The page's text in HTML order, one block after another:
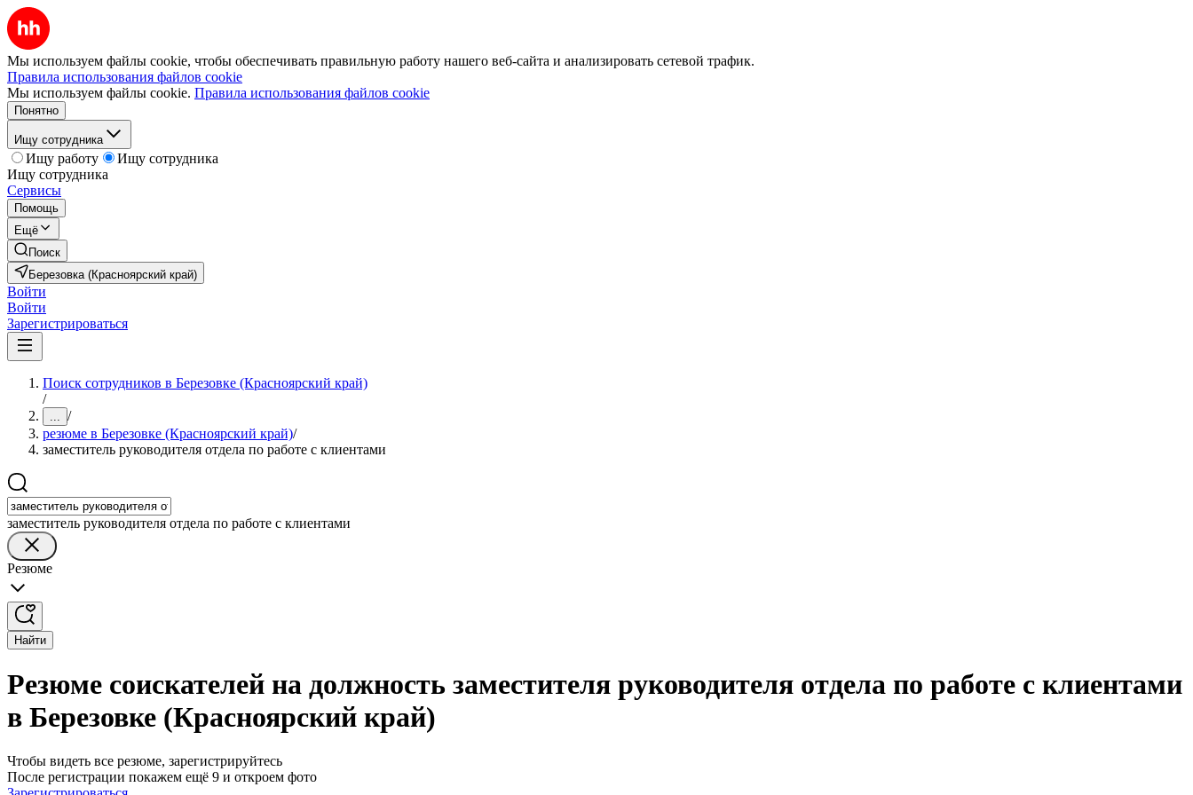
Мы используем файлы cookie, чтобы обеспечивать правильную работу нашего веб-сайта и анализировать сетевой трафик.
Правила использования файлов cookie
Мы используем файлы cookie. Правила использования файлов cookie
Понятно
Ищу сотрудника
Ищу работу
Ищу сотрудника
Ищу сотрудника
Сервисы
Помощь
Ещё
Поиск
Березовка (Красноярский край)
Войти
Войти
Зарегистрироваться
Поиск сотрудников в Березовке (Красноярский край)
/
... /
резюме в Березовке (Красноярский край)/
заместитель руководителя отдела по работе с клиентами
заместитель руководителя отдела по работе с клиентами
Резюме
Найти
Резюме соискателей на должность заместителя руководителя отдела по работе с клиентами
в Березовке (Красноярский край)
Чтобы видеть все резюме, зарегистрируйтесь
После регистрации покажем ещё 9 и откроем фото